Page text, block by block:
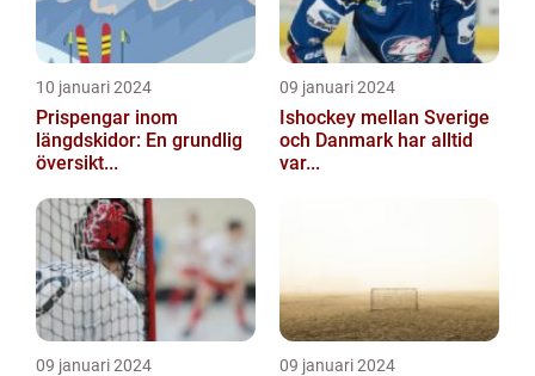
10 januari 2024
Prispengar inom
längdskidor: En grundlig
översikt...
09 januari 2024
Ishockey mellan Sverige
och Danmark har alltid
var...
09 januari 2024 09 januari 2024